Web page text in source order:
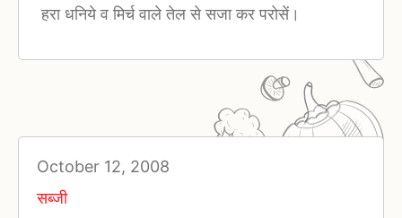
हरा धनिये व मिर्च वाले तेल से सजा कर परोसें।
October 12, 2008
सब्जी